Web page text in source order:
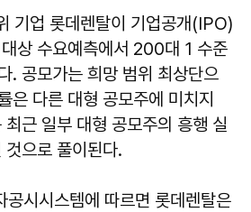
기업 롯데렌탈이 기업공개(IPO)
상 수요예측에서 200대 1 수준
. 공모가는 희망 범위 최상단으
은 다른 대형 공모주에 미치지
근 일부 대형 공모주의 흥행 실
으로 풀이된다.
공시시스템에 따르면 롯데렌탈은